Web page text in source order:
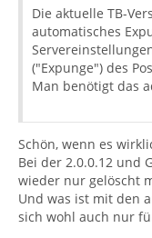
Die aktuelle TB-
automatisches
("Expunge") des
Man benötigt das
Schön, wenn es
Bei der 2.0.0.12 und
wieder nur gelöscht
Und was ist mit den
sich wohl auch nur